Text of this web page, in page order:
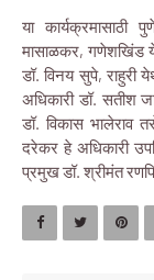
या कार्यक्रमासाठी
मासाळकर, गणेशखिंड
डॉ. विनय सुपे, राहुरी
अधिकारी डॉ. सतीश
डॉ. विकास भालेराव
दरेकर हे अधिकारी
प्रमुख डॉ. श्रीमंत